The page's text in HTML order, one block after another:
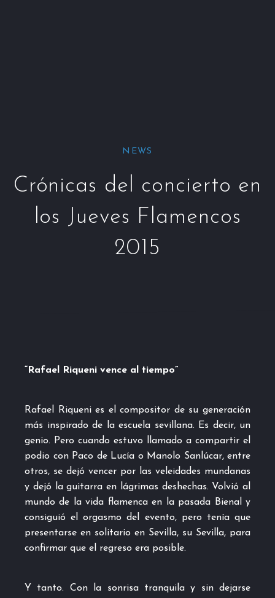
NEWS
Crónicas del concierto en
los Jueves Flamencos
2015
“Rafael Riqueni vence al tiempo”
Rafael Riqueni es el compositor de su generación
más inspirado de la escuela sevillana. Es decir, un
genio. Pero cuando estuvo llamado a compartir el
podio con Paco de Lucía o Manolo Sanlúcar, entre
otros, se dejó vencer por las veleidades mundanas
y dejó la guitarra en lágrimas deshechas. Volvió al
mundo de la vida flamenca en la pasada Bienal y
consiguió el orgasmo del evento, pero tenía que
presentarse en solitario en Sevilla, su Sevilla, para
confirmar que el regreso era posible.
Y tanto. Con la sonrisa tranquila y sin dejarse